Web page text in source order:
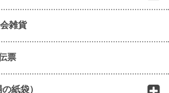
雑貨
票
紙袋）